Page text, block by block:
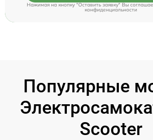
Нажимая на кнопку "Оставить заявку" Вы
конфиденциальности
Популярные
Scooter